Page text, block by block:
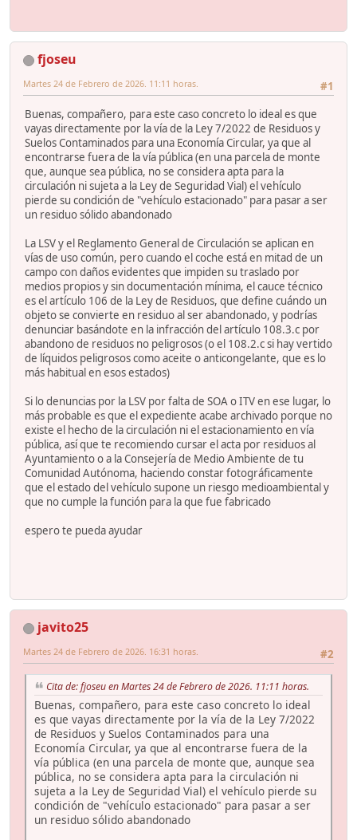
fjoseu
#1
Martes 24 de Febrero de 2026. 11:11 horas.
Buenas, compañero, para este caso concreto lo ideal es que
vayas directamente por la vía de la Ley 7/2022 de Residuos y
Suelos Contaminados para una Economía Circular, ya que al
encontrarse fuera de la vía pública (en una parcela de monte
que, aunque sea pública, no se considera apta para la
circulación ni sujeta a la Ley de Seguridad Vial) el vehículo
pierde su condición de "vehículo estacionado" para pasar a ser
un residuo sólido abandonado
La LSV y el Reglamento General de Circulación se aplican en
vías de uso común, pero cuando el coche está en mitad de un
campo con daños evidentes que impiden su traslado por
medios propios y sin documentación mínima, el cauce técnico
es el artículo 106 de la Ley de Residuos, que define cuándo un
objeto se convierte en residuo al ser abandonado, y podrías
denunciar basándote en la infracción del artículo 108.3.c por
abandono de residuos no peligrosos (o el 108.2.c si hay vertido
de líquidos peligrosos como aceite o anticongelante, que es lo
más habitual en esos estados)
Si lo denuncias por la LSV por falta de SOA o ITV en ese lugar, lo
más probable es que el expediente acabe archivado porque no
existe el hecho de la circulación ni el estacionamiento en vía
pública, así que te recomiendo cursar el acta por residuos al
Ayuntamiento o a la Consejería de Medio Ambiente de tu
Comunidad Autónoma, haciendo constar fotográficamente
que el estado del vehículo supone un riesgo medioambiental y
que no cumple la función para la que fue fabricado
espero te pueda ayudar
javito25
#2
Martes 24 de Febrero de 2026. 16:31 horas.
Cita de: fjoseu en Martes 24 de Febrero de 2026. 11:11 horas.
Buenas, compañero, para este caso concreto lo ideal
es que vayas directamente por la vía de la Ley 7/2022
de Residuos y Suelos Contaminados para una
Economía Circular, ya que al encontrarse fuera de la
vía pública (en una parcela de monte que, aunque sea
pública, no se considera apta para la circulación ni
sujeta a la Ley de Seguridad Vial) el vehículo pierde su
condición de "vehículo estacionado" para pasar a ser
un residuo sólido abandonado